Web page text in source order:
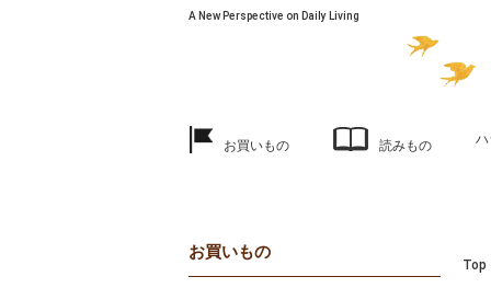
A New Perspective on Daily Living
お買いもの 読みもの
Top
お買いもの